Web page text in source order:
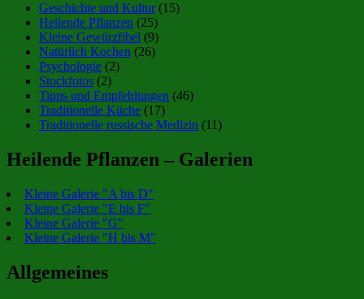
Geschichte und Kultur(15)
Heilende Pflanzen (25)
Kleine Gewürzfibel (9)
Natürlich Kochen (26)
Psychologie (2)
Stockfotos (2)
Tipps und Empfehlungen (46)
Traditionelle Küche (17)
Traditionelle russische Medizin (11)
Heilende Pflanzen – Galerien
Kleine Galerie "A bis D"
Kleine Galerie "E bis F"
Kleine Galerie "G"
Kleine Galerie "H bis M"
Allgemeines